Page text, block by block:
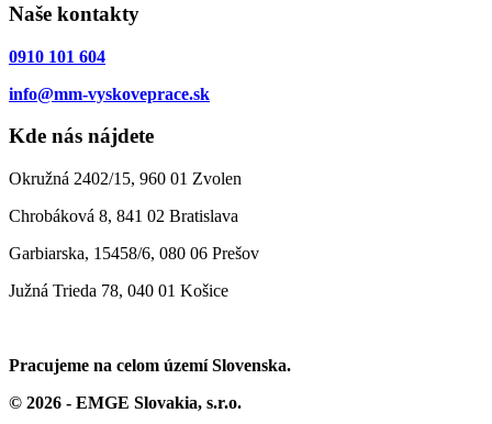
Naše kontakty
0910 101 604
info@mm-vyskoveprace.sk
Kde nás nájdete
Okružná 2402/15, 960 01 Zvolen
Chrobáková 8, 841 02 Bratislava
Garbiarska, 15458/6, 080 06 Prešov
Južná Trieda 78, 040 01 Košice
Pracujeme na celom území Slovenska.
© 2026 - EMGE Slovakia, s.r.o.